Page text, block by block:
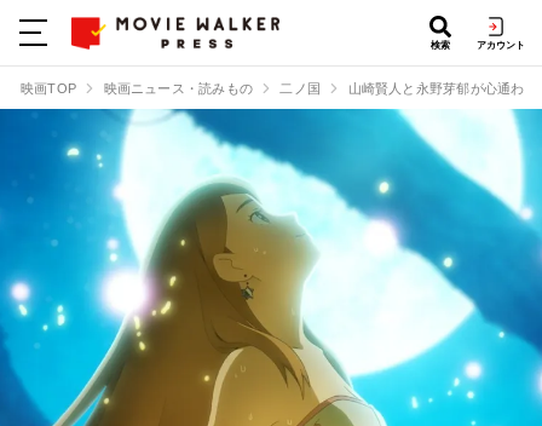
検索 アカウント
映画TOP 映画ニュース・読みもの 二ノ国 山崎賢人と永野芽郁が心通わ